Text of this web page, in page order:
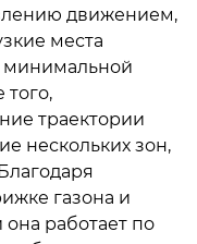
движением,
места
минимальной
траектории
нескольких зон,
газона и
работает по